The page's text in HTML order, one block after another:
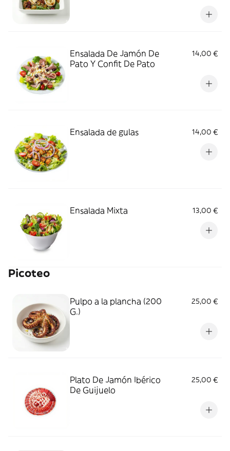
Ensalada De Jamón De
Pato Y Confit De Pato
14,00 €
Ensalada de gulas 14,00 €
Ensalada Mixta 13,00 €
Picoteo
Pulpo a la plancha (200
G.)
25,00 €
Plato De Jamón Ibérico
De Guijuelo
25,00 €